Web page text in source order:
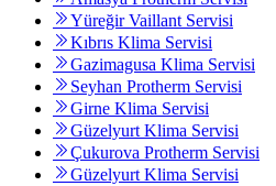
Yüreğir Vaillant Servisi
Kıbrıs Klima Servisi
Gazimagusa Klima Servisi
Seyhan Protherm Servisi
Girne Klima Servisi
Güzelyurt Klima Servisi
Çukurova Protherm Servisi
Güzelyurt Klima Servisi